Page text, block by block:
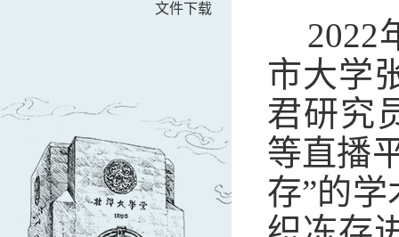
文件下载
2022
市大学
君研究
等直播
存”的